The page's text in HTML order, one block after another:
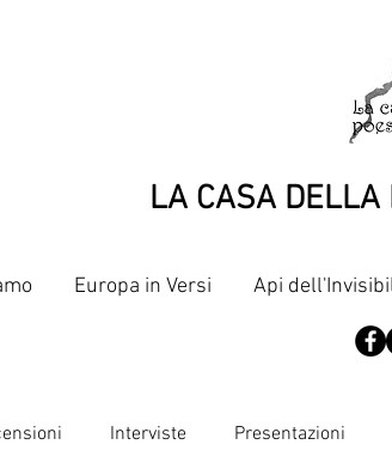
LA CASA DELLA
Europa in Versi Api
Interviste Presentazioni